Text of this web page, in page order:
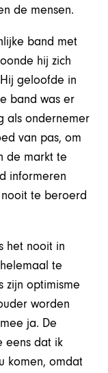
de mensen.
band met
hij zich
geloofde in
band was er
als ondernemer
van pas, om
de markt te
informeren
te beroerd
het nooit in
te
zijn optimisme
worden
ja. De
eens dat ik
komen, omdat